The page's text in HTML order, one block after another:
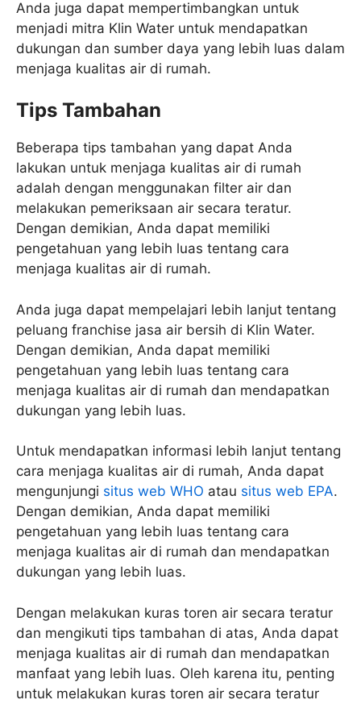
Anda juga dapat mempertimbangkan untuk
menjadi mitra Klin Water untuk mendapatkan
dukungan dan sumber daya yang lebih luas dalam
menjaga kualitas air di rumah.
Tips Tambahan
Beberapa tips tambahan yang dapat Anda
lakukan untuk menjaga kualitas air di rumah
adalah dengan menggunakan filter air dan
melakukan pemeriksaan air secara teratur.
Dengan demikian, Anda dapat memiliki
pengetahuan yang lebih luas tentang cara
menjaga kualitas air di rumah.
Anda juga dapat mempelajari lebih lanjut tentang
peluang franchise jasa air bersih di Klin Water.
Dengan demikian, Anda dapat memiliki
pengetahuan yang lebih luas tentang cara
menjaga kualitas air di rumah dan mendapatkan
dukungan yang lebih luas.
Untuk mendapatkan informasi lebih lanjut tentang
cara menjaga kualitas air di rumah, Anda dapat
mengunjungi situs web WHO atau situs web EPA.
Dengan demikian, Anda dapat memiliki
pengetahuan yang lebih luas tentang cara
menjaga kualitas air di rumah dan mendapatkan
dukungan yang lebih luas.
Dengan melakukan kuras toren air secara teratur
dan mengikuti tips tambahan di atas, Anda dapat
menjaga kualitas air di rumah dan mendapatkan
manfaat yang lebih luas. Oleh karena itu, penting
untuk melakukan kuras toren air secara teratur